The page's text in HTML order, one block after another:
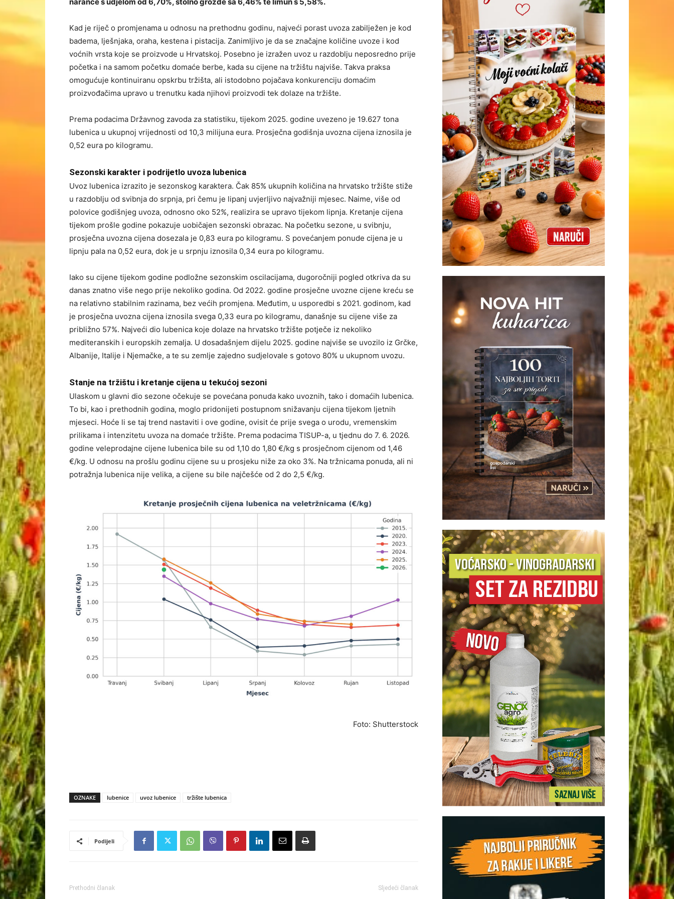
Kad je riječ o promjenama u odnosu na prethodnu godinu, najveći porast uvoza zabilježen je kod
badema, lješnjaka, oraha, kestena i pistacija. Zanimljivo je da se značajne količine uvoze i kod
voćnih vrsta koje se proizvode u Hrvatskoj. Posebno je izražen uvoz u razdoblju neposredno prije
početka i na samom početku domaće berbe, kada su cijene na tržištu najviše. Takva praksa
omogućuje kontinuiranu opskrbu tržišta, ali istodobno pojačava konkurenciju domaćim
proizvođačima upravo u trenutku kada njihovi proizvodi tek dolaze na tržište.
Prema podacima Državnog zavoda za statistiku, tijekom 2025. godine uvezeno je 19.627 tona
lubenica u ukupnoj vrijednosti od 10,3 milijuna eura. Prosječna godišnja uvozna cijena iznosila je
0,52 eura po kilogramu.
Sezonski karakter i podrijetlo uvoza lubenica
Uvoz lubenica izrazito je sezonskog karaktera. Čak 85% ukupnih količina na hrvatsko tržište stiže
u razdoblju od svibnja do srpnja, pri čemu je lipanj uvjerljivo najvažniji mjesec. Naime, više od
polovice godišnjeg uvoza, odnosno oko 52%, realizira se upravo tijekom lipnja. Kretanje cijena
tijekom prošle godine pokazuje uobičajen sezonski obrazac. Na početku sezone, u svibnju,
prosječna uvozna cijena dosezala je 0,83 eura po kilogramu. S povećanjem ponude cijena je u
lipnju pala na 0,52 eura, dok je u srpnju iznosila 0,34 eura po kilogramu.
Iako su cijene tijekom godine podložne sezonskim oscilacijama, dugoročniji pogled otkriva da su
danas znatno više nego prije nekoliko godina. Od 2022. godine prosječne uvozne cijene kreću se
na relativno stabilnim razinama, bez većih promjena. Međutim, u usporedbi s 2021. godinom, kad
je prosječna uvozna cijena iznosila svega 0,33 eura po kilogramu, današnje su cijene više za
približno 57%. Najveći dio lubenica koje dolaze na hrvatsko tržište potječe iz nekoliko
mediteranskih i europskih zemalja. U dosadašnjem dijelu 2025. godine najviše se uvozilo iz Grčke,
Albanije, Italije i Njemačke, a te su zemlje zajedno sudjelovale s gotovo 80% u ukupnom uvozu.
Stanje na tržištu i kretanje cijena u tekućoj sezoni
Ulaskom u glavni dio sezone očekuje se povećana ponuda kako uvoznih, tako i domaćih lubenica.
To bi, kao i prethodnih godina, moglo pridonijeti postupnom snižavanju cijena tijekom ljetnih
mjeseci. Hoće li se taj trend nastaviti i ove godine, ovisit će prije svega o urodu, vremenskim
prilikama i intenzitetu uvoza na domaće tržište. Prema podacima TISUP-a, u tjednu do 7. 6. 2026.
godine veleprodajne cijene lubenica bile su od 1,10 do 1,80 €/kg s prosječnom cijenom od 1,46
€/kg. U odnosu na prošlu godinu cijene su u prosjeku niže za oko 3%. Na tržnicama ponuda, ali ni
potražnja lubenica nije velika, a cijene su bile najčešće od 2 do 2,5 €/kg.
Foto: Shutterstock
OZNAKE lubenice uvoz lubenice tržište lubenica
Podijeli
Prethodni članak Sljedeći članak